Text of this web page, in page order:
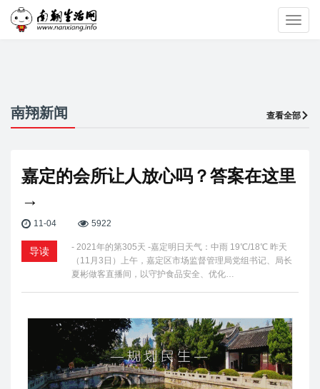
南翔新闻 查看全部
嘉定的会所让人放心吗？答案在这里
→
11-04 5922
导读
- 2021年的第305天 -嘉定明日天气：中雨 19℃/18℃ 昨天
（11月3日）上午，嘉定区市场监督管理局党组书记、局长
夏彬做客直播间，以守护食品安全、优化…